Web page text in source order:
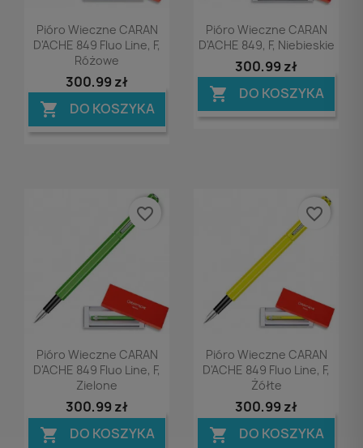
Podgląd
Pióro Wieczne CARAN
D'ACHE 849 Fluo Line, F,
Różowe
300,99 zł
 DO KOSZYKA
Podgląd
Pióro Wieczne CARAN
D'ACHE 849, F, Niebieskie
300,99 zł
 DO KOSZYKA
Podgląd
Pióro Wieczne CARAN
D'ACHE 849 Fluo Line, F,
Zielone
300,99 zł
 DO KOSZYKA
favorite_border
Podgląd
Pióro Wieczne CARAN
D'ACHE 849 Fluo Line, F,
Żółte
300,99 zł
 DO KOSZYKA
favorite_border